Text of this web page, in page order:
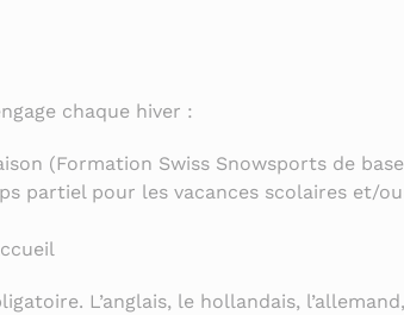
chaque hiver :
(Formation Swiss Snowsports de
partiel pour les vacances scolaires et/
L’anglais, le hollandais,